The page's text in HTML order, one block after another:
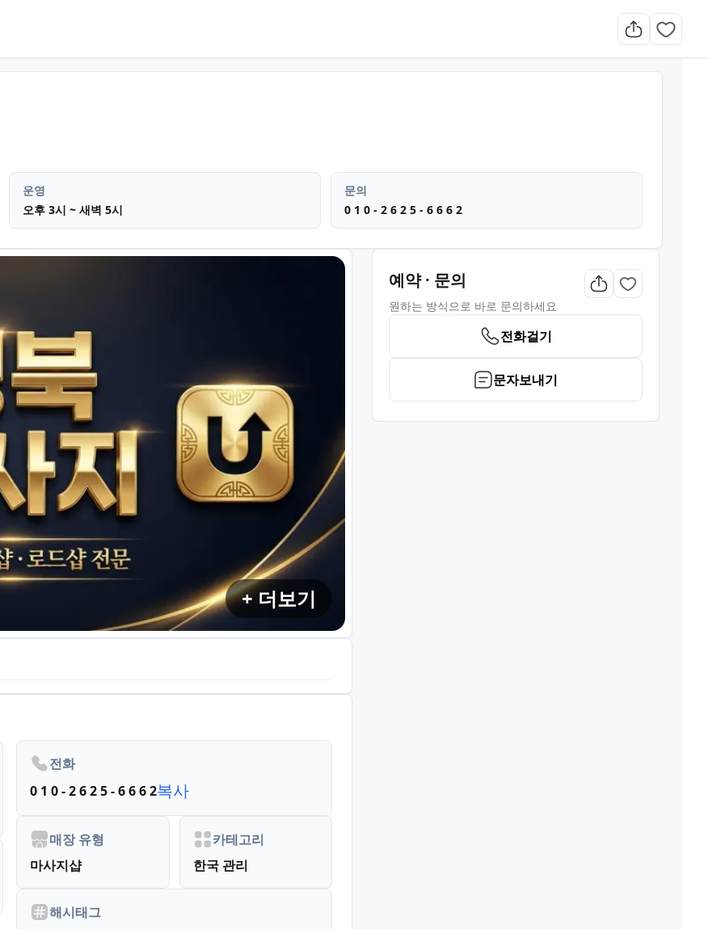
운영
오후 3시 ~ 새벽 5시
문의
0 1 0 - 2 6 2 5 - 6 6 6 2
+ 더보기
전화
0 1 0 - 2 6 2 5 - 6 6 6 2복사
매장 유형
마사지샵
카테고리
한국 관리
해시태그
예약 · 문의
원하는 방식으로 바로 문의하세요
전화걸기
문자보내기